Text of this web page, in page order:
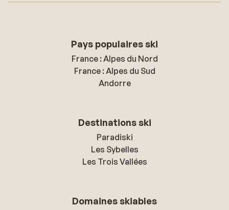
Pays populaires ski
France : Alpes du Nord
France : Alpes du Sud
Andorre
Destinations ski
Paradiski
Les Sybelles
Les Trois Vallées
Domaines skiables